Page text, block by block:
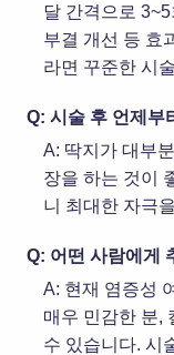
달 간격으로
부결 개선 등 효
라면 꾸준한 시
Q: 시술 후 언제부
A: 딱지가 대부
장을 하는 것이
니 최대한 자극
Q: 어떤 사람에게
A: 현재 염증성
매우 민감한 분,
수 있습니다. 시